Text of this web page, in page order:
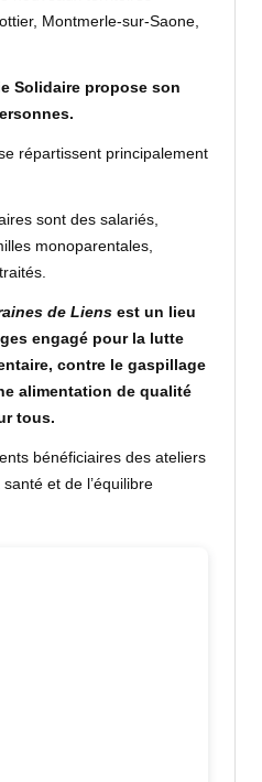
Montmerle-sur-Saone,
Solidaire propose son
répartissent principalement
sont des salariés,
monoparentales,
de Liensest un lieu
engagé pour la lutte
contre le gaspillage
alimentation de qualité
tous.
bénéficiaires des ateliers
et de l’équilibre